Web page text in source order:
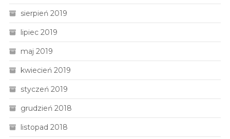
sierpień 2019
lipiec 2019
maj 2019
kwiecień 2019
styczeń 2019
grudzień 2018
listopad 2018